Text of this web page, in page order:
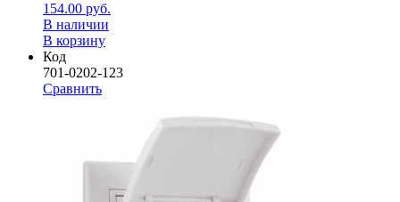
154.00 руб.
В наличии
В корзину
Код
701-0202-123
Сравнить